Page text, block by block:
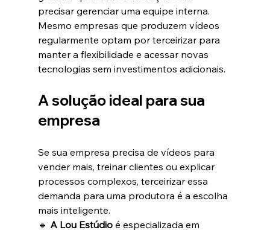
precisar gerenciar uma equipe interna.
Mesmo empresas que produzem vídeos
regularmente optam por terceirizar para
manter a flexibilidade e acessar novas
tecnologias sem investimentos adicionais.
A solução ideal para sua
empresa
Se sua empresa precisa de vídeos para
vender mais, treinar clientes ou explicar
processos complexos, terceirizar essa
demanda para uma produtora é a escolha
mais inteligente.
🔹 A Lou Estúdio é especializada em